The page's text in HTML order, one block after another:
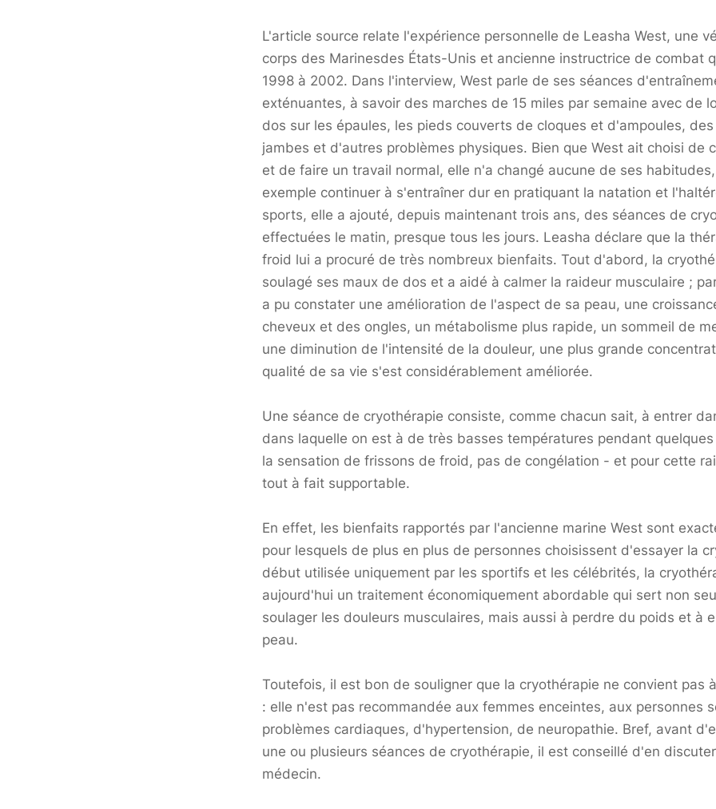
L'article source relate l'expérience personnelle de Leasha West, une
corps des Marinesdes États-Unis et ancienne instructrice de combat
1998 à 2002. Dans l'interview, West parle de ses séances
exténuantes, à savoir des marches de 15 miles par semaine avec de
dos sur les épaules, les pieds couverts de cloques et d'ampoules,
jambes et d'autres problèmes physiques. Bien que West ait choisi de
et de faire un travail normal, elle n'a changé aucune de ses
exemple continuer à s'entraîner dur en pratiquant la natation et
sports, elle a ajouté, depuis maintenant trois ans, des séances de
effectuées le matin, presque tous les jours. Leasha déclare que la
froid lui a procuré de très nombreux bienfaits. Tout d'abord, la
soulagé ses maux de dos et a aidé à calmer la raideur musculaire ;
a pu constater une amélioration de l'aspect de sa peau, une
cheveux et des ongles, un métabolisme plus rapide, un sommeil de
une diminution de l'intensité de la douleur, une plus grande
qualité de sa vie s'est considérablement améliorée.
Une séance de cryothérapie consiste, comme chacun sait, à entrer
dans laquelle on est à de très basses températures pendant
la sensation de frissons de froid, pas de congélation - et pour cette
tout à fait supportable.
En effet, les bienfaits rapportés par l'ancienne marine West sont
pour lesquels de plus en plus de personnes choisissent d'essayer la
début utilisée uniquement par les sportifs et les célébrités, la
aujourd'hui un traitement économiquement abordable qui sert non
soulager les douleurs musculaires, mais aussi à perdre du poids et à
peau.
Toutefois, il est bon de souligner que la cryothérapie ne convient pas
: elle n'est pas recommandée aux femmes enceintes, aux personnes
problèmes cardiaques, d'hypertension, de neuropathie. Bref, avant
une ou plusieurs séances de cryothérapie, il est conseillé d'en
médecin.